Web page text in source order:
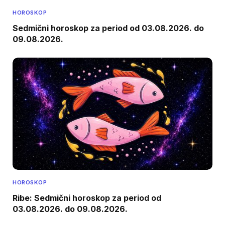
HOROSKOP
Sedmični horoskop za period od 03.08.2026. do
09.08.2026.
HOROSKOP
Ribe: Sedmični horoskop za period od
03.08.2026. do 09.08.2026.